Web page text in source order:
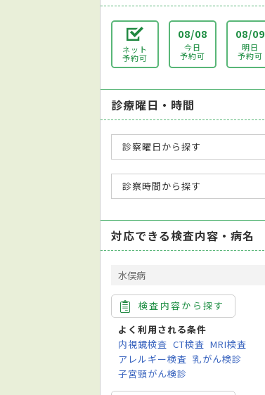
ネット
予約可
08/08
今日
予約可
08/09
明日
予約可
診療曜日・時間
診察曜日から探す
診察時間から探す
対応できる検査内容・病名
水俣病
検査内容から探す
よく利用される条件
内視鏡検査 CT検査 MRI検査
アレルギー検査 乳がん検診
子宮頸がん検診